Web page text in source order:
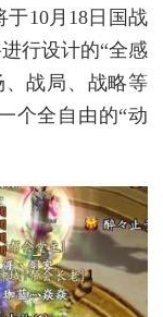
于10月18日国战
行设计的“全感
战局、战略等
个全自由的“动